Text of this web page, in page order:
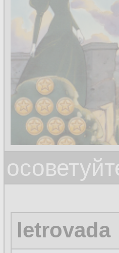
letrovada